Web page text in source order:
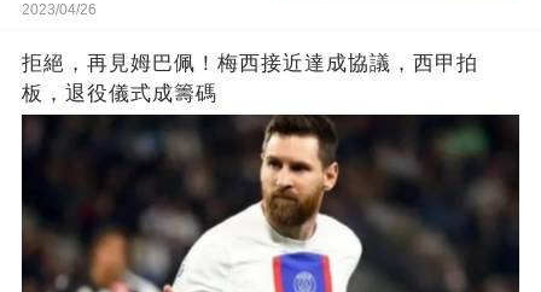
2023/04/26
拒絕，再見姆巴佩！梅西接近達成協議，西甲拍
板，退役儀式成籌碼